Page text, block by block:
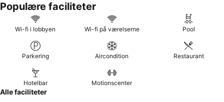
oplevelse, vælg værelser med en
smukke havudsigt.
Populære faciliteter
Wi-fi i lobbyen Wi-fi på værelserne Pool
Parkering Aircondition Restaurant
Hotelbar Motionscenter
Alle faciliteter